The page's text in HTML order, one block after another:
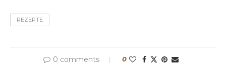
REZEPTE
0 comments 0